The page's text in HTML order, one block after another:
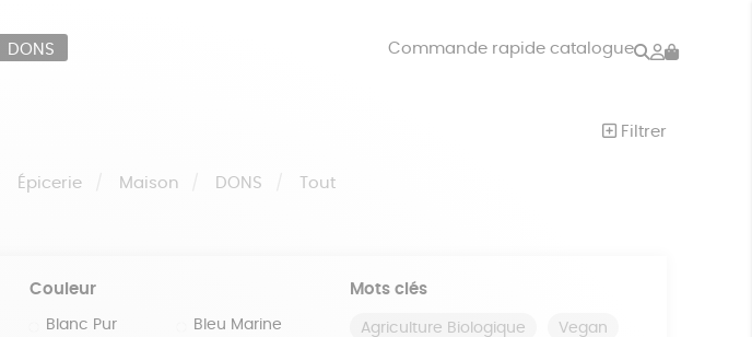
DONS Commande rapide catalogue Rechercher
Mon
Filtrer
Épicerie Maison DONS Tout
Couleur
Blanc Pur Bleu Marine
Mots clés
Agriculture Biologique Vegan